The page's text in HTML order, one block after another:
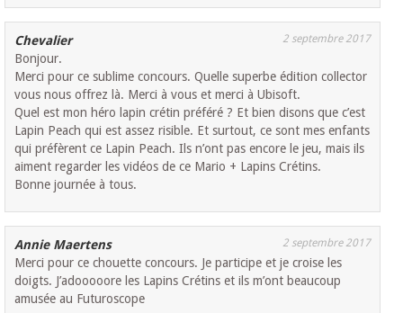
Chevalier 2 septembre 2017
Bonjour.
Merci pour ce sublime concours. Quelle superbe édition collector
vous nous offrez là. Merci à vous et merci à Ubisoft.
Quel est mon héro lapin crétin préféré ? Et bien disons que c’est
Lapin Peach qui est assez risible. Et surtout, ce sont mes enfants
qui préfèrent ce Lapin Peach. Ils n’ont pas encore le jeu, mais ils
aiment regarder les vidéos de ce Mario + Lapins Crétins.
Bonne journée à tous.
Annie Maertens 2 septembre 2017
Merci pour ce chouette concours. Je participe et je croise les
doigts. J’adooooore les Lapins Crétins et ils m’ont beaucoup
amusée au Futuroscope